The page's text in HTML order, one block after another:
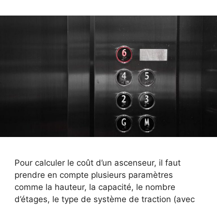
Pour calculer le coût d’un ascenseur, il faut
prendre en compte plusieurs paramètres
comme la hauteur, la capacité, le nombre
d’étages, le type de système de traction (avec